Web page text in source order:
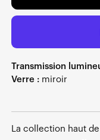
Transmission
Verre : miroir
La collection haut